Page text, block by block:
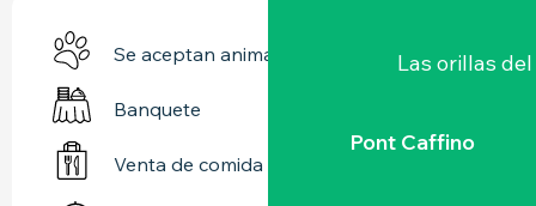
Las orillas
Pont Caffino
Se aceptan animales
Banquete
Venta de comida para llevar